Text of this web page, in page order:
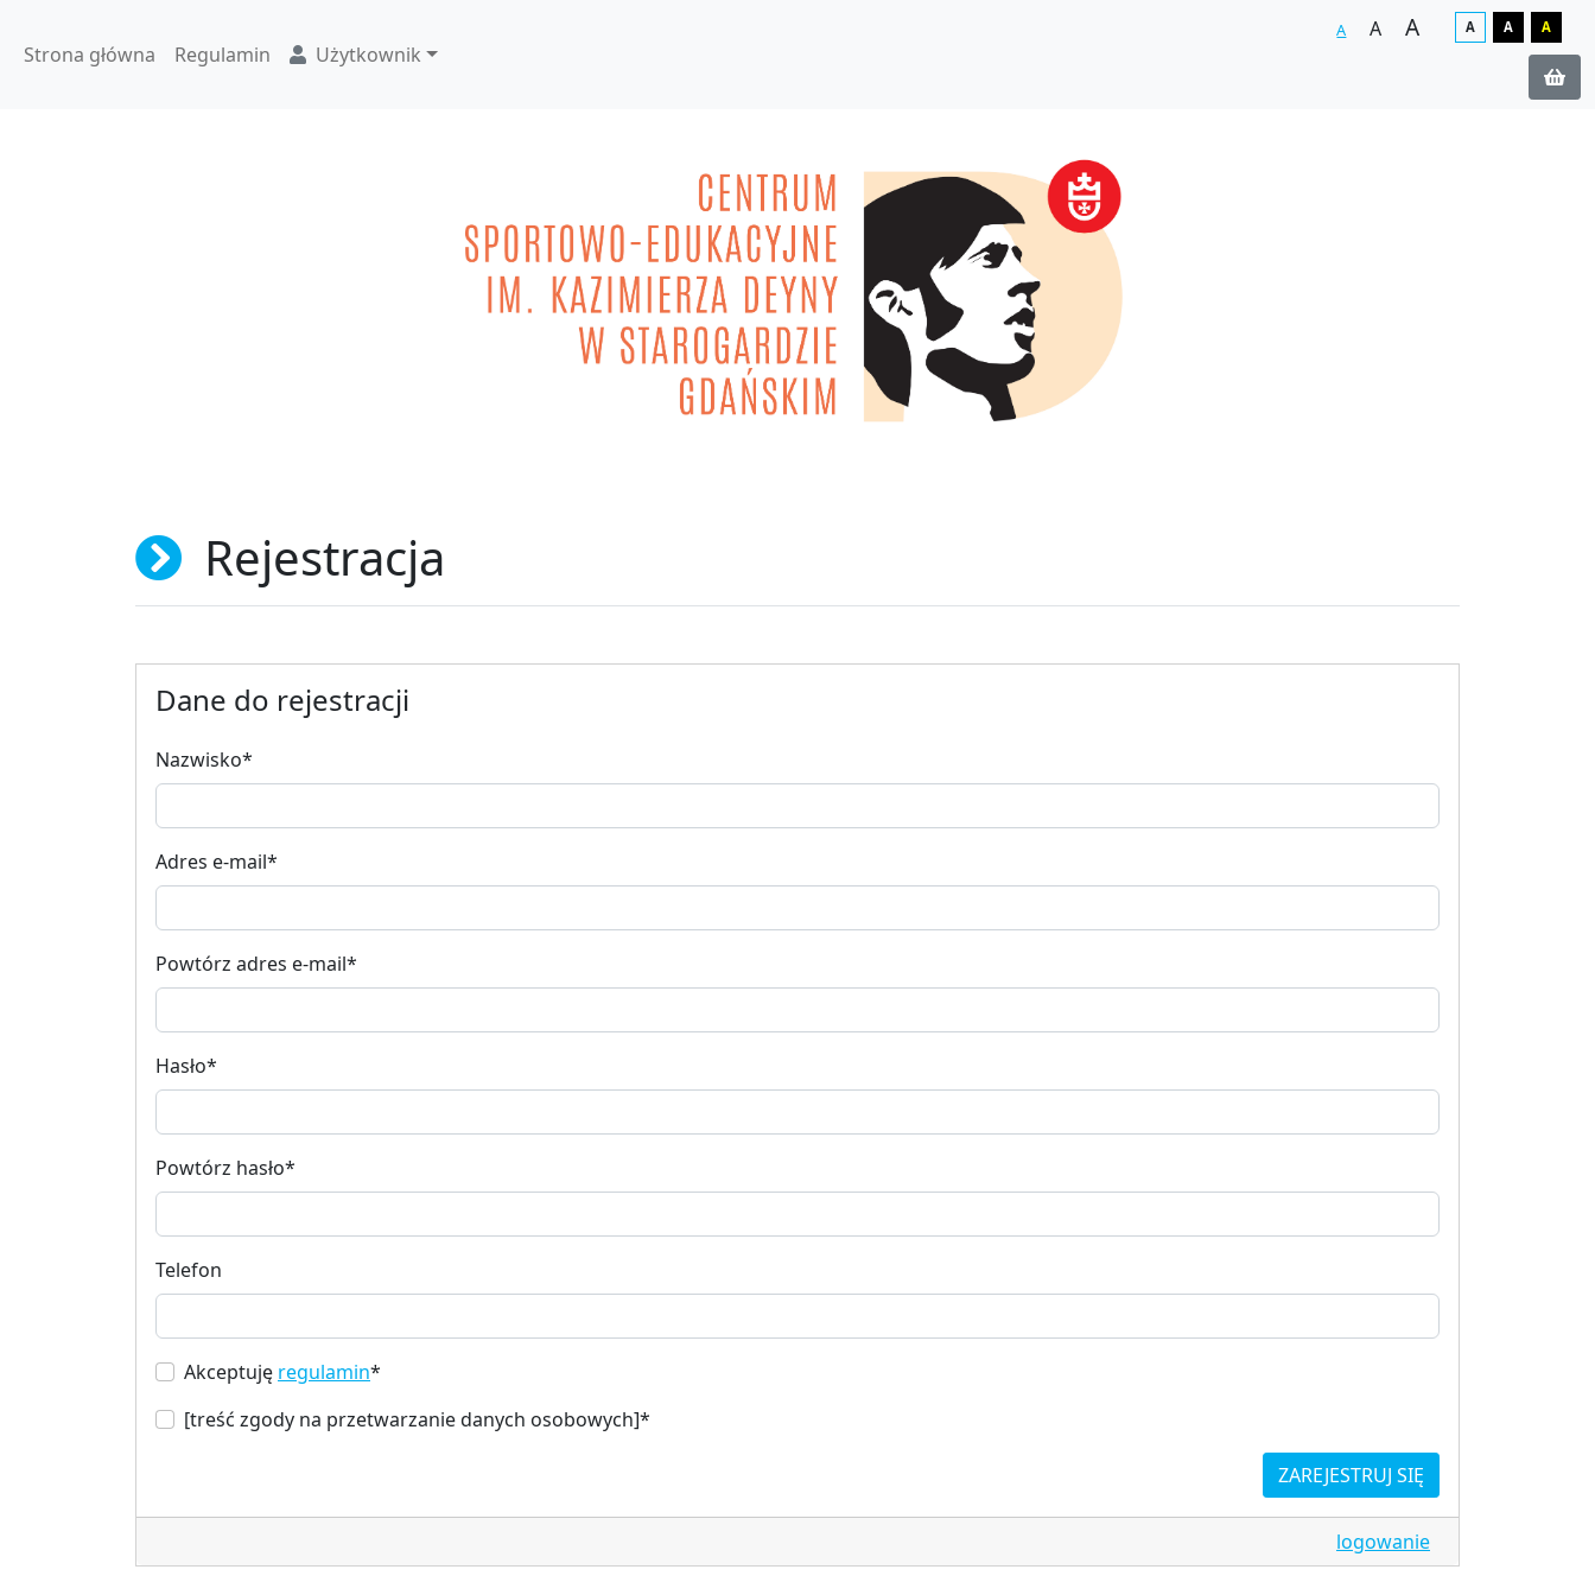
Strona główna Regulamin Użytkownik
A A A A A A
Rejestracja
Dane do rejestracji
Nazwisko*
Adres e-mail*
Powtórz adres e-mail*
Hasło*
Powtórz hasło*
Telefon
Akceptuję regulamin*
[treść zgody na przetwarzanie danych osobowych]*
ZAREJESTRUJ SIĘ
logowanie